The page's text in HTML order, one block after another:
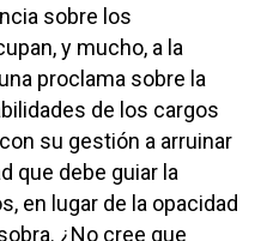
sobre los
y mucho, a la
proclama sobre la
de los cargos
su gestión a arruinar
que debe guiar la
en lugar de la opacidad
¿No cree que